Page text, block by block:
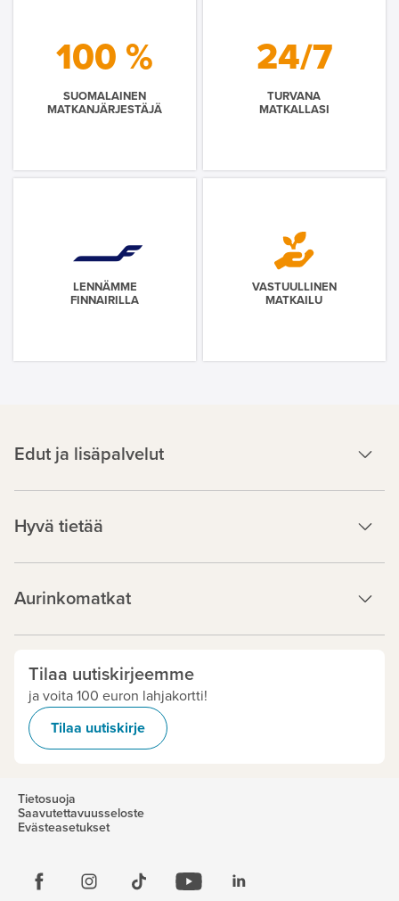
100 %
SUOMALAINEN
MATKANJÄRJESTÄJÄ
24/7
TURVANA
MATKALLASI
LENNÄMME
FINNAIRILLA
VASTUULLINEN
MATKAILU
Edut ja lisäpalvelut
Hyvä tietää
Aurinkomatkat
Tilaa uutiskirjeemme
ja voita 100 euron lahjakortti!
Tilaa uutiskirje
Tietosuoja
Saavutettavuusseloste
Evästeasetukset